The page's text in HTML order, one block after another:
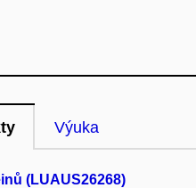
Výuka
(LUAUS26268)